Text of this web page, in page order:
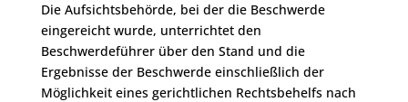
Die Aufsichtsbehörde, bei der die Beschwerde
eingereicht wurde, unterrichtet den
Beschwerdeführer über den Stand und die
Ergebnisse der Beschwerde einschließlich der
Möglichkeit eines gerichtlichen Rechtsbehelfs nach